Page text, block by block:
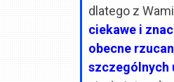
dlatego z
ciekawe i
obecne
szczególnych